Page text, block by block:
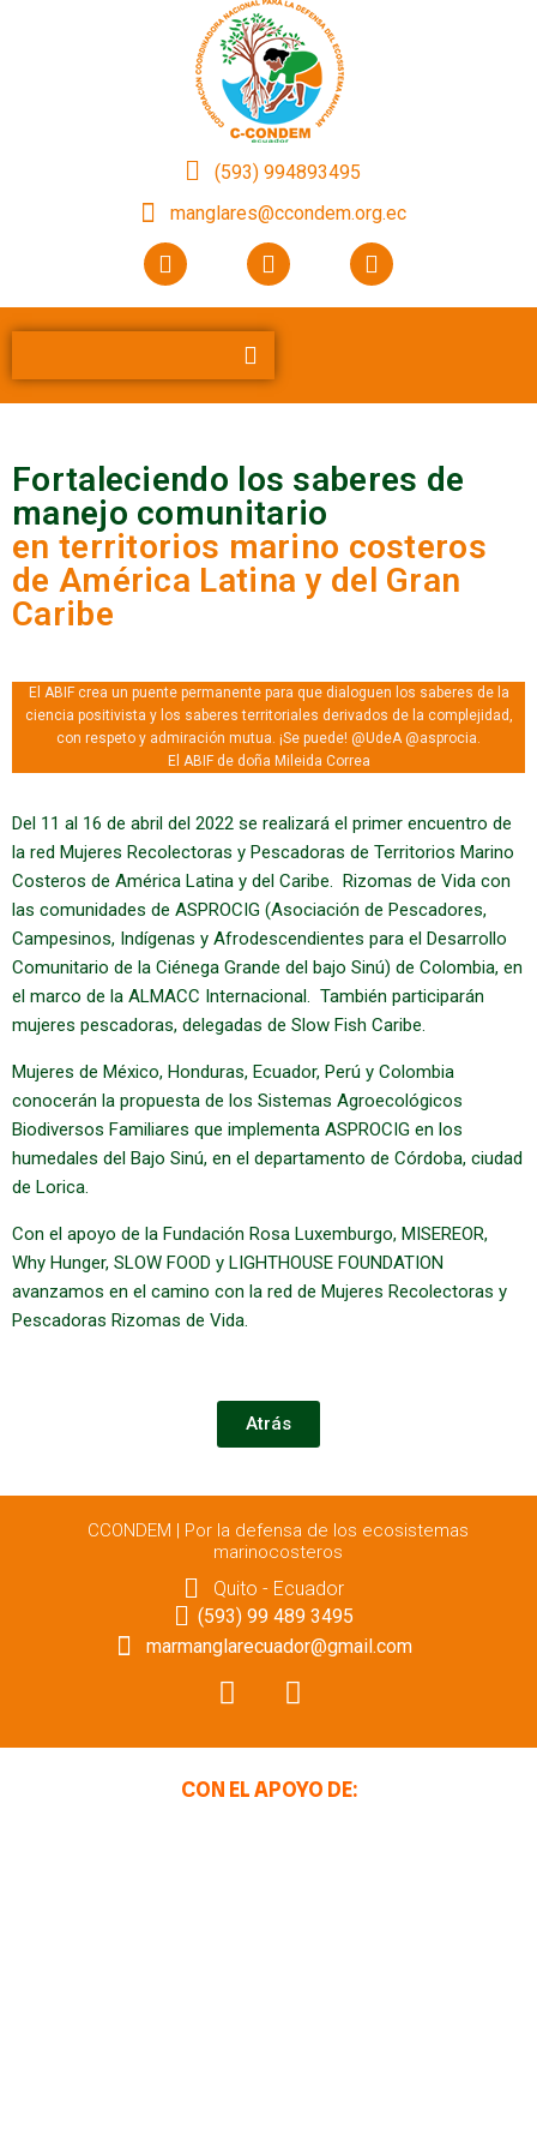
(593) 994893495
manglares@ccondem.org.ec
Fortaleciendo los saberes de
manejo comunitario
en territorios marino costeros
de América Latina y del Gran
Caribe
El ABIF crea un puente permanente para que dialoguen los saberes de la
ciencia positivista y los saberes territoriales derivados de la complejidad,
con respeto y admiración mutua. ¡Se puede! @UdeA @asprocia.
El ABIF de doña Mileida Correa
Del 11 al 16 de abril del 2022 se realizará el primer encuentro de
la red Mujeres Recolectoras y Pescadoras de Territorios Marino
Costeros de América Latina y del Caribe. Rizomas de Vida con
las comunidades de ASPROCIG (Asociación de Pescadores,
Campesinos, Indígenas y Afrodescendientes para el Desarrollo
Comunitario de la Ciénega Grande del bajo Sinú) de Colombia, en
el marco de la ALMACC Internacional. También participarán
mujeres pescadoras, delegadas de Slow Fish Caribe.
Mujeres de México, Honduras, Ecuador, Perú y Colombia
conocerán la propuesta de los Sistemas Agroecológicos
Biodiversos Familiares que implementa ASPROCIG en los
humedales del Bajo Sinú, en el departamento de Córdoba, ciudad
de Lorica.
Con el apoyo de la Fundación Rosa Luxemburgo, MISEREOR,
Why Hunger, SLOW FOOD y LIGHTHOUSE FOUNDATION
avanzamos en el camino con la red de Mujeres Recolectoras y
Pescadoras Rizomas de Vida.
Atrás
CCONDEM | Por la defensa de los ecosistemas
marinocosteros
Quito - Ecuador
(593) 99 489 3495
marmanglarecuador@gmail.com
CON EL APOYO DE: